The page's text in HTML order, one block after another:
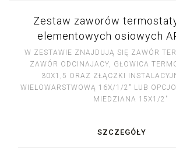
Zestaw zaworów
elementowych osiowych
W ZESTAWIE ZNAJDUJĄ SIĘ ZAWÓR
ZAWÓR ODCINAJACY, GŁOWICA
30X1,5 ORAZ ZŁĄCZKI
WIELOWARSTWOWĄ 16X/1/2" LUB
MIEDZIANA 15X1/2"
SZCZEGÓŁY